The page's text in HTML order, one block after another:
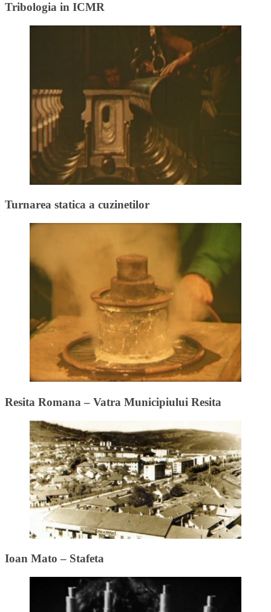
Tribologia in ICMR
Turnarea statica a cuzinetilor
Resita Romana – Vatra Municipiului Resita
Ioan Mato – Stafeta